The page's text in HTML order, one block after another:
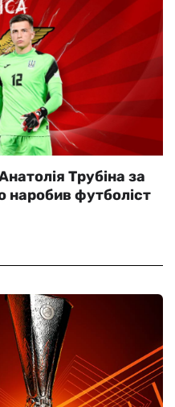
Трубіна за
наробив футболіст